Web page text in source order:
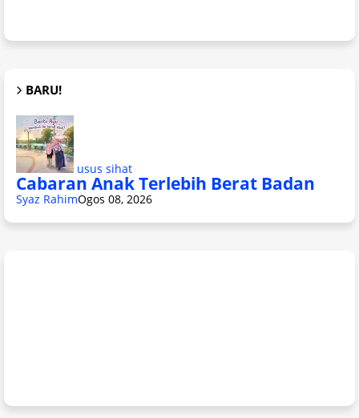
BARU!
usus sihat
Cabaran Anak Terlebih Berat Badan
Syaz RahimOgos 08, 2026